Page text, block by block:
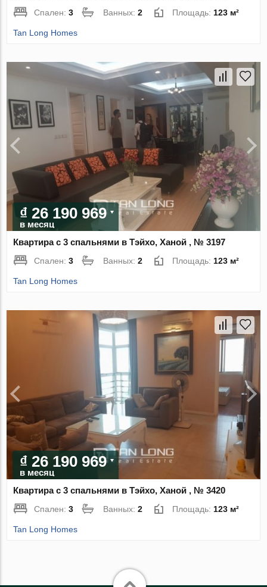
Спален:3 Ванных:2 Площадь: 123 м²
Tan Long Homes
₫ 26 190 969
в месяц
Квартира с 3 спальнями в Тэйхо, Ханой , № 3197
Спален:3 Ванных:2 Площадь: 123 м²
Tan Long Homes
₫ 26 190 969
в месяц
Квартира с 3 спальнями в Тэйхо, Ханой , № 3420
Спален:3 Ванных:2 Площадь: 123 м²
Tan Long Homes